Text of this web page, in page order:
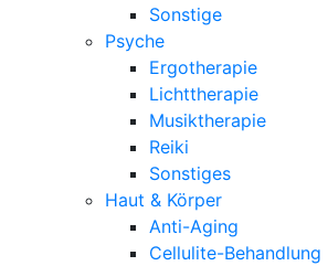
Sonstige
Psyche
Ergotherapie
Lichttherapie
Musiktherapie
Reiki
Sonstiges
Haut & Körper
Anti-Aging
Cellulite-Behandlung